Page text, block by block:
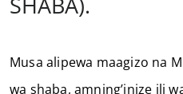
Musa alipewa maagizo na
wa shaba, amning’inize ili